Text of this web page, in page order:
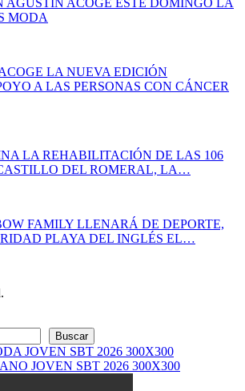
MODA
LA NUEVA EDICIÓN
A LAS PERSONAS CON CÁNCER
LA REHABILITACIÓN DE LAS 106
DEL ROMERAL, LA…
FAMILY LLENARÁ DE DEPORTE,
PLAYA DEL INGLÉS EL…
Buscar